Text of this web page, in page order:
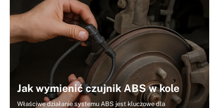
Jak wymienić czujnik ABS w kole
Właściwe działanie systemu ABS jest kluczowe dla